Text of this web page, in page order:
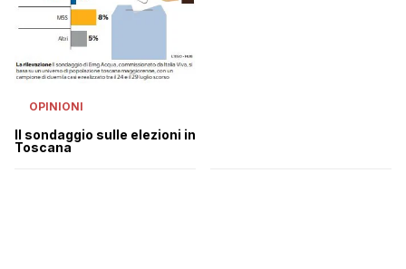
OPINIONI
Il sondaggio sulle elezioni in
Toscana